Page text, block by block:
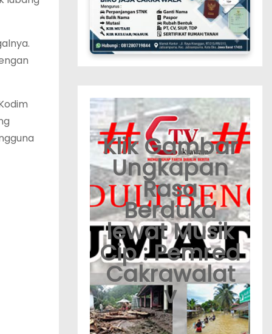
Klik Gambar
Ungkapan
Rasa
Berduka
lewat Musik
Cip : Pemred
Cakrawalat
v